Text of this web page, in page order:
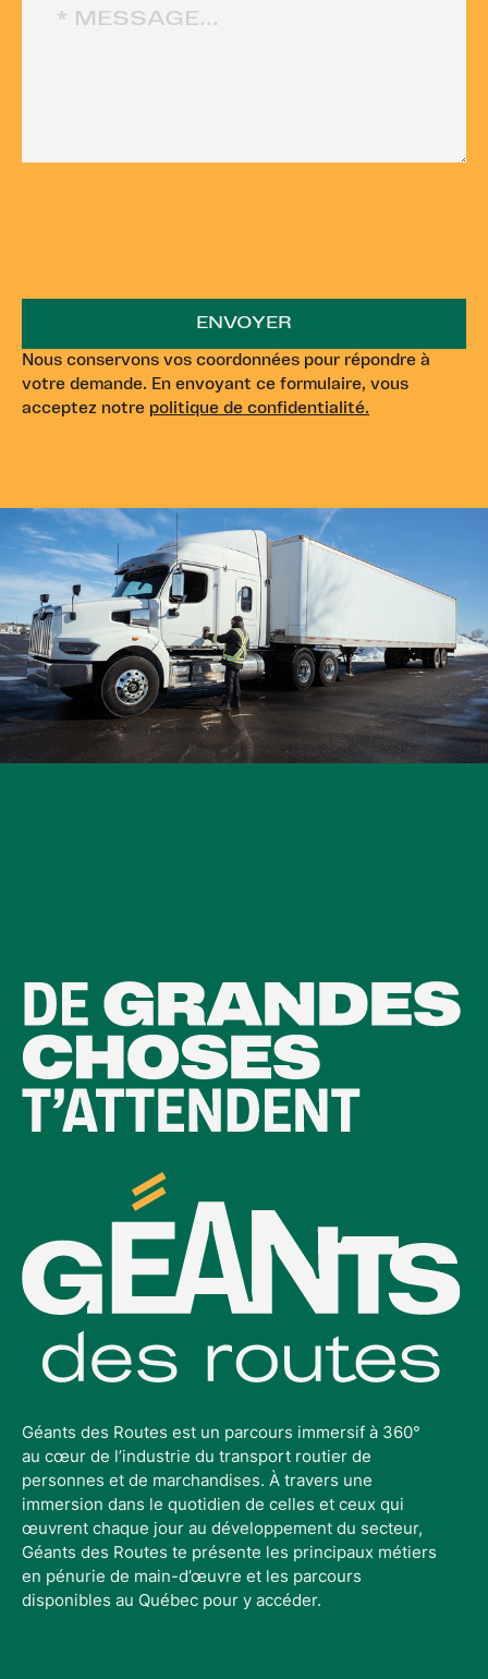
Nous conservons vos coordonnées pour répondre à
votre demande. En envoyant ce formulaire, vous
acceptez notre politique de confidentialité.
Géants des Routes est un parcours immersif à 360°
au cœur de l’industrie du transport routier de
personnes et de marchandises. À travers une
immersion dans le quotidien de celles et ceux qui
œuvrent chaque jour au développement du secteur,
Géants des Routes te présente les principaux métiers
en pénurie de main-d’œuvre et les parcours
disponibles au Québec pour y accéder.